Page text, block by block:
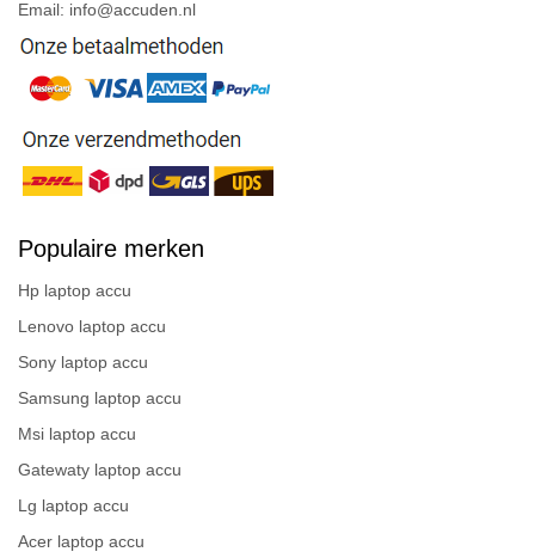
Email: info@accuden.nl
Populaire merken
Hp laptop accu
Lenovo laptop accu
Sony laptop accu
Samsung laptop accu
Msi laptop accu
Gatewaty laptop accu
Lg laptop accu
Acer laptop accu